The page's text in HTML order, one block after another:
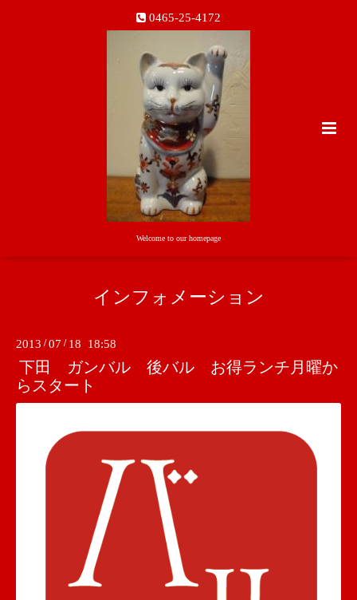
0465-25-4172
Welcome to our homepage
インフォメーション
2013 /07 / 18 18:58
下田 ガンバル 後バル お得ランチ月曜か
らスタート